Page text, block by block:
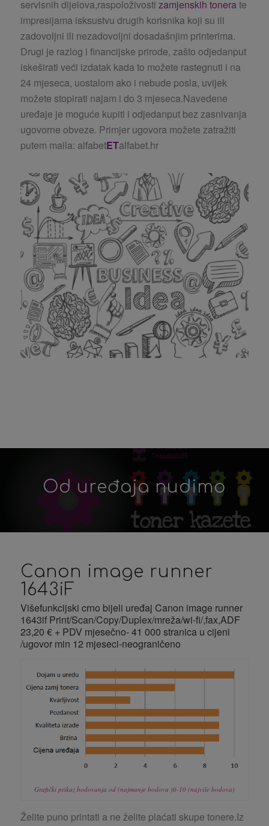
servisnih dijelova,raspoloživosti zamjenskih tonera te
impresijama isksustvu drugih korisnika koji su ili
zadovoljni ili nezadovoljni dosadašnjim printerima.
Drugi je razlog i financijske prirode, zašto odjedanput
iskeširati veći izdatak kada to možete rastegnuti i na
24 mjeseca, uostalom ako i nebude posla, uvijek
možete stopirati najam i do 3 mjeseca.Navedene
uređaje je moguće kupiti i odjedanput bez zasnivanja
ugovorne obveze. Primjer ugovora možete zatražiti
putem maila: alfabetETalfabet.hr
Od uređaja nudimo
Canon image runner
1643iF
Višefunkcijski crno bijeli uređaj Canon image runner
1643if Print/Scan/Copy/Duplex/mreža/wi-fi/,fax,ADF
23,20 € + PDV mjesečno- 41 000 stranica u cijeni
/ugovor min 12 mjeseci-neograničeno
Grafički prikaz bodovanja od (najmanje bodova )0-10 (najviše bodova)
Želite puno printati a ne želite plaćati skupe tonere.Iz